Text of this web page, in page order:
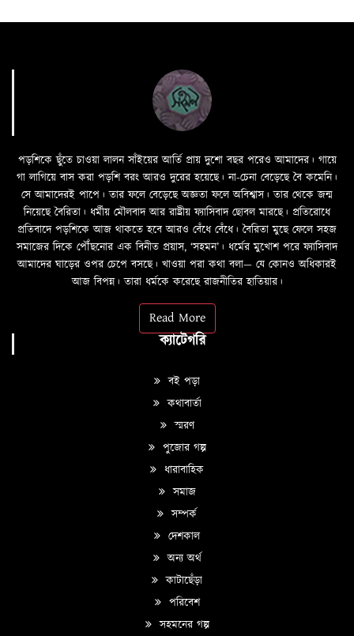
পড়শিকে ছুঁতে চাওয়া লালন সাঁইয়ের আর্তি প্রায় দুশো বছর পরেও আমাদের। গায়ে
গা লাগিয়ে বাস করা পড়শি বরং আরও দুরের হয়েছে। না-চেনা বেড়েছে বৈ কমেনি।
সে আমাদেরই পাপে। তার ফলে বেড়েছে অজ্ঞতা ফলে অবিশ্বাস। তার থেকে জন্ম
নিয়েছে বৈরিতা। ধর্মীয় মৌলবাদ আর রাষ্ট্রীয় ফ্যাসিবাদ ছোবল মারছে। প্রতিরোধে
প্রতিবাদে পড়শিকে আজ থাকতে হবে আরও বেঁধে বেঁধে। বৈরিতা মুছে ফেলে সহজ
সমাজের দিকে পৌঁছনোর এক বিনীত প্রয়াস, ‘সহমন’। ধর্মের মুখোশ পরে ফ্যাসিবাদ
আমাদের ঘাড়ের ওপর চেপে বসছে। খাওয়া পরা কথা বলা—­­ যে কোনও অধিকারই
আজ বিপন্ন। তারা ধর্মকে করেছে রাজনীতির হাতিয়ার।
Read More
ক্যাটেগরি
বই পড়া
কথাবার্তা
স্মরণ
পুজোর গল্প
ধারাবাহিক
সমাজ
সম্পর্ক
দেশকাল
অন্য অর্থ
কাটাছেঁড়া
পরিবেশ
সহমনের গল্প